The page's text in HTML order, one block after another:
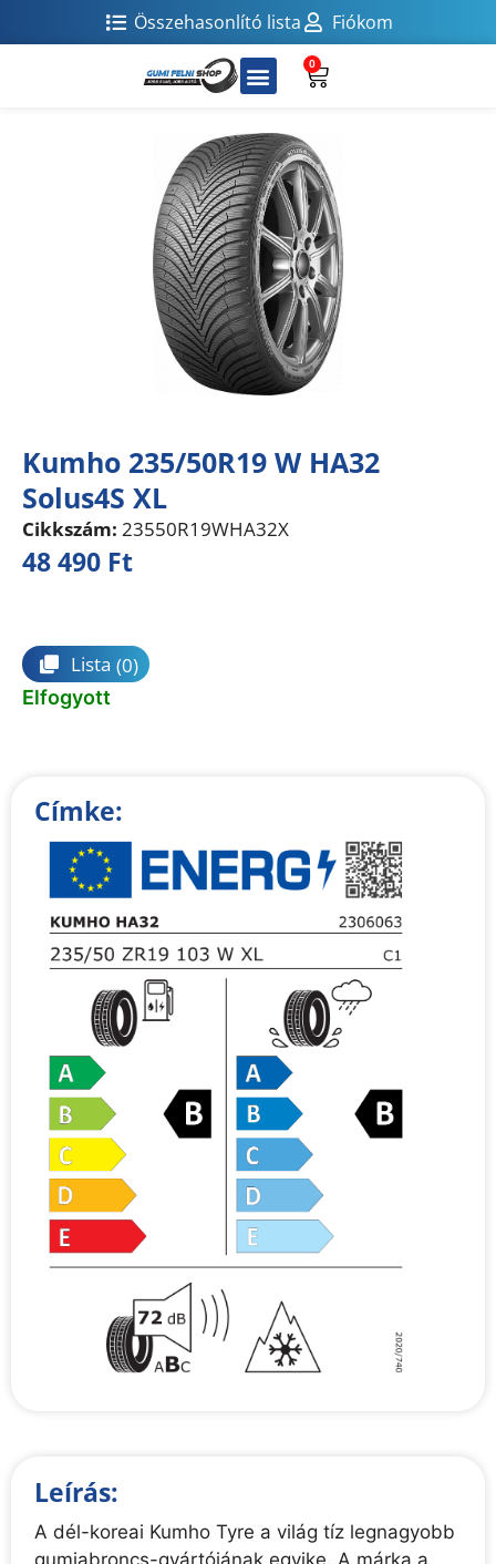
Összehasonlító lista Fiókom
0
Kumho 235/50R19 W HA32
Solus4S XL
Cikkszám: 23550R19WHA32X
48 490 Ft
Lista (0)
Elfogyott
Címke:
Leírás:
A dél-koreai Kumho Tyre a világ tíz legnagyobb
gumiabroncs-gyártójának egyike. A márka a